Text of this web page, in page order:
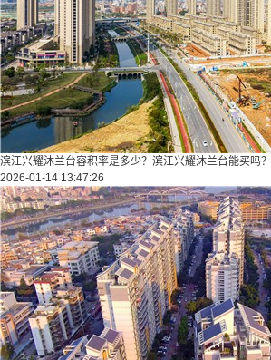
滨江兴耀沐兰台容积率是多少？滨江兴耀沐兰台能买吗？
2026-01-14 13:47:26